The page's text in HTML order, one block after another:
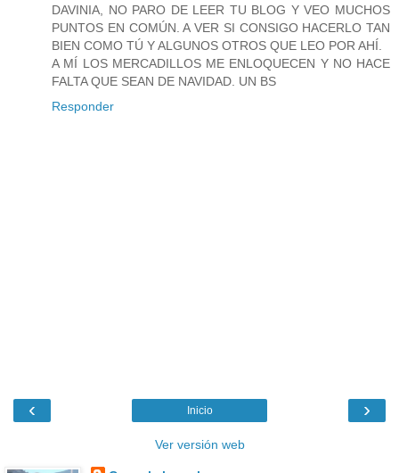
DAVINIA, NO PARO DE LEER TU BLOG Y VEO MUCHOS
PUNTOS EN COMÚN. A VER SI CONSIGO HACERLO TAN
BIEN COMO TÚ Y ALGUNOS OTROS QUE LEO POR AHÍ.
A MÍ LOS MERCADILLOS ME ENLOQUECEN Y NO HACE
FALTA QUE SEAN DE NAVIDAD. UN BS
Responder
‹ ›
Inicio
Ver versión web